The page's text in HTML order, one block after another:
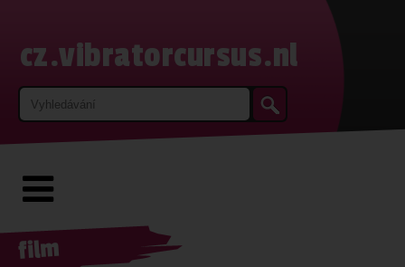
cz.vibratorcursus.nl
film